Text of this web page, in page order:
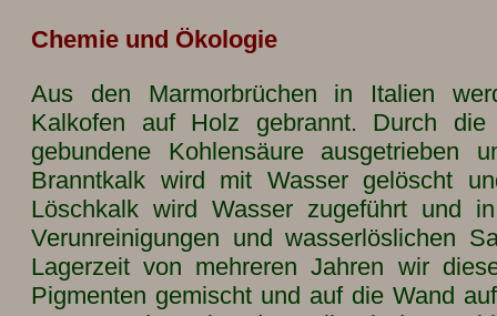
Chemie und Ökologie
Aus den Marmorbrüchen in Italien
Kalkofen auf Holz gebrannt. Durch
gebundene Kohlensäure ausgetrieben
Branntkalk wird mit Wasser gelöscht
Löschkalk wird Wasser zugeführt und
Verunreinigungen und wasserlöslichen
Lagerzeit von mehreren Jahren wir
Pigmenten gemischt und auf die Wand